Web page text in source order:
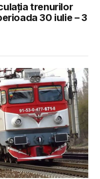
trenurilor
30 iulie – 3